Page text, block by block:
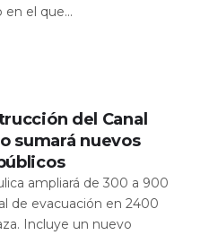
el que...
del Canal
sumará nuevos
ampliará de 300 a 900
de evacuación en 2400
Incluye un nuevo